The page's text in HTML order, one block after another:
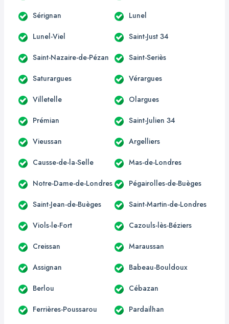
Sérignan Lunel
Lunel-Viel Saint-Just 34
Saint-Nazaire-de-Pézan Saint-Seriès
Saturargues Vérargues
Villetelle Olargues
Prémian Saint-Julien 34
Vieussan Argelliers
Causse-de-la-Selle Mas-de-Londres
Notre-Dame-de-Londres Pégairolles-de-Buèges
Saint-Jean-de-Buèges Saint-Martin-de-Londres
Viols-le-Fort Cazouls-lès-Béziers
Creissan Maraussan
Assignan Babeau-Bouldoux
Berlou Cébazan
Ferrières-Poussarou Pardailhan